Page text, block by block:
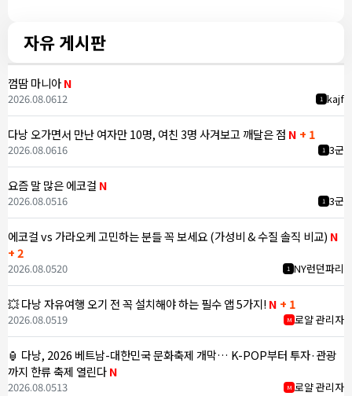
자유 게시판
껌땀 마니아N
1 kajf
2026.08.0612
다낭 오가면서 만난 여자만 10명, 여친 3명 사겨보고 깨달은 점 N + 1
1 3군
2026.08.0616
요즘 말 많은 에코걸 N
1 3군
2026.08.0516
에코걸 vs 가라오케 고민하는 분들 꼭 보세요 (가성비 & 수질 솔직 비교) N
+ 2
1 NY런던파리
2026.08.0520
💥 다낭 자유여행 오기 전 꼭 설치해야 하는 필수 앱 5가지! N + 1
M 로얄 관리자
2026.08.0519
🏮 다낭, 2026 베트남-대한민국 문화축제 개막… K-POP부터 투자·관광
까지 한류 축제 열린다N
M 로얄 관리자
2026.08.0513